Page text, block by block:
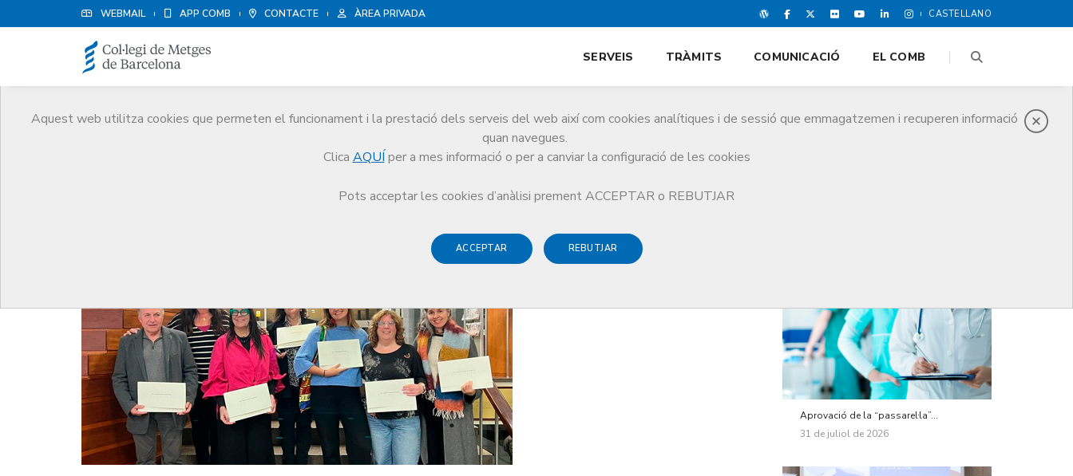
WEBMAIL APP COMB CONTACTE ÀREA PRIVADA CASTELLANO
Aquest web utilitza cookies que permeten el funcionament i la prestació dels serveis del web així com cookies analítiques i de sessió que emmagatzemen i recuperen informació
quan navegues.
Clica AQUÍ per a mes informació o per a canviar la configuració de les cookies
Pots acceptar les cookies d’anàlisi prement ACCEPTAR o REBUTJAR
ACCEPTAR REBUTJAR
SERVEIS TRÀMITS COMUNICACIÓ EL COMB
El CoMB lliura les Beques Bada en la Jornada anual de Cooperació, aquest any dedicada a la medicina en zones de conflicte i la situació a Gaza
Aprovació de la “passarel·la”...
31 de juliol de 2026